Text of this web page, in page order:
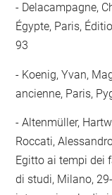
Delacampagne,
Égypte, Paris,
93
Koenig, Yvan,
ancienne, Paris,
Altenmüller,
Roccati,
Egitto ai tempi dei
di studi, Milano,